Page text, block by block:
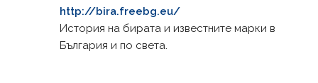
http://bira.freebg.eu/
История на бирата и известните марки в
България и по света.